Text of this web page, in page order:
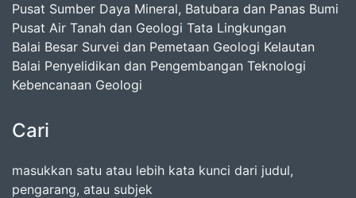
Pusat Sumber Daya Mineral, Batubara dan Panas Bumi
Pusat Air Tanah dan Geologi Tata Lingkungan
Balai Besar Survei dan Pemetaan Geologi Kelautan
Balai Penyelidikan dan Pengembangan Teknologi
Kebencanaan Geologi
Cari
masukkan satu atau lebih kata kunci dari judul,
pengarang, atau subjek